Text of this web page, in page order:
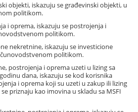
objekti, iskazuju se građevinski objekti, u
politikom.
i oprema, iskazuju se postrojenja i
politikom.
nekretnine, iskazuju se investicione
politikom.
postrojenja i oprema uzeti u lizing sa
dana, iskazuju se kod korisnika
i oprema koji su uzeti u zakup ili lizing
priznaju kao imovina u skladu sa MSFI